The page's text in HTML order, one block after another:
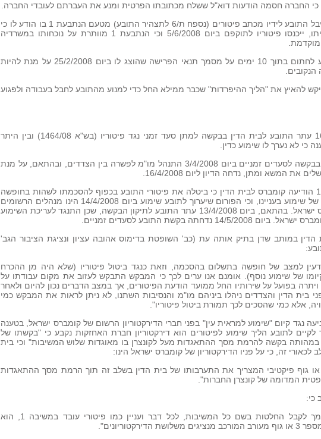
כי החברה חסמה הודעות דוא"ל ששלח מכתובתו הפרטית ומנע את העברתם לעובדי החברה.
בהמשך אותו יום קיבל התובע לידיו מכתב פיטורים (נספח ת/6 לתצהיר התובע) מטעם הנתבעת 1 בו הודע לו כי
בהמשך לשיחות איתו, ייכנסו פיטוריו לתוקפם ביום 5/6/2008 וכי הנתבעת 1 מוותרת על נוכחותו במשרדיה
כמו כן נדרש התובע לחתום בתוך 10 ימים על מסמך תנאי הפרישה שהוצג לו ביום 25/2/2008 על מנת להיות
להאיץ את "הליך ההיפרדות" שכבר ממילא החל כדי למנוע מהתובע לחבל בעבודה ולפגוע
17. ביום 16/3/2008 עתר התובע לבית הדין בבקשה למתן סעד זמני נגד פיטוריו (בש"א 1464/08) ובין היתר
כי לא נערך לו שימוע כדין.
18. במסגרת הדיון בבקשה לסעדים זמניים ביום 3/4/2008 התנהל מו"מ לפשרה בין הצדדים, ובהתאם, על מנת
את המשא ומתן, נדחה הדיון ליום 16/4/2008.
19. ביום 10/4/2008 הודיעה קומברס לבית הדין כי ביטלה את פיטורי התובע בכפוף להסכמתו לשהות בחופשה
בתשלום עד לקיומו של שימוע בעניינו, וכי הפורום שיערוך לתובע שימוע ביום 14/4/2008 הינו מנהלים הרשומים
בדירקטוריון קומברס ישראל. בהתאם, ביום 13/4/2008 עתר התובע לתיקון הבקשה, שכן התנגד לעריכת השימוע
2008 נדחתה בקשת התובע לסעדים זמניים.
הדין במותב שדן בתיק אותה עת (כב' השופטת בדימוס אהובה עציון ונציגת הציבור הגב'
למצב של חופשה בתשלום בהסכמה, וזאת כנגד ביטול פיטוריו (שלא היה מן ההכרח
של שימוע נוסף). אומנם אנו ערים לכך כי המבקש התבקש לעזוב את מקום עבודתו על
אתר וכי המשיבה 1 ויתרה בפועל על שירותיו החל ממועד הודעת הפיטורים, אך במצב הדברים נכון להיום ולאחר
בית הדין והצדדים ניהלו ביניהם מו"מ והנסיבות השתנו, לא ניתן לראות את המבקש כמי
אלא כמי שהסכים לכך תמורת ביטול פיטוריו".
נגד קיום "שימוע למראית עין" בפני חברי הדירקטוריון הרשום של קומברס ישראל, בטענה
לקיים לתובע הליך שימוע לפיטורים הוא דירקטוריון חברת האחזקות נקבע כי "בקשתו של
בקשה להרמת מסך ההתאגדות מעל לקונצרן בו מאוגדות שלוש המשיבות" וכי בית
לכאורי זה, כי על פניו הדירקטוריון של קומברס ישראל הינו:
גוף פיקטיבי המצריך את התערבותו של בית הדין בשלב זה תוך הרמת מסך ההתאגדות
המדומה של קונצרן החברות".
כי:
"הדירקטוריון המוסמך לקבל החלטות בשם כל המשיבות, לכל דבר ועניין כמו פיטורי עובד במשיבה 1, הוא